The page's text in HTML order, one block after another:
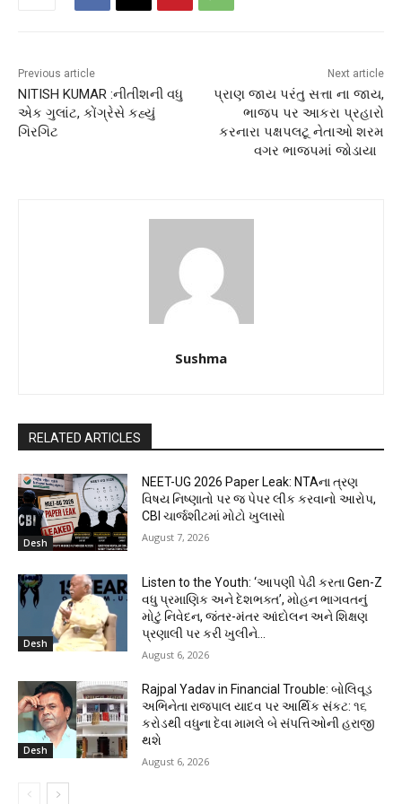
Previous article
NITISH KUMAR :નીતીશની વધુ
એક ગુલાંટ, કોંગ્રેસે કહ્યું
ગિરગિટ
Next article
પ્રાણ જાય પરંતુ સત્તા ના જાય,
ભાજપ પર આકરા પ્રહારો
કરનારા પક્ષપલટૂ નેતાઓ શરમ
વગર ભાજપમાં જોડાયા
Sushma
RELATED ARTICLES
Desh
NEET-UG 2026 Paper Leak: NTAના ત્રણ
વિષય નિષ્ણાતો પર જ પેપર લીક કરવાનો આરોપ,
CBI ચાર્જશીટમાં મોટો ખુલાસો
August 7, 2026
Desh
Listen to the Youth: ‘આપણી પેઢી કરતા Gen-Z
વધુ પ્રમાણિક અને દેશભક્ત’, મોહન ભાગવતનું
મોટું નિવેદન, જંતર-મંતર આંદોલન અને શિક્ષણ
પ્રણાલી પર કરી ખુલીને...
August 6, 2026
Desh
Rajpal Yadav in Financial Trouble: બોલિવૂડ
અભિનેતા રાજપાલ યાદવ પર આર્થિક સંકટ: ૧૬
કરોડથી વધુના દેવા મામલે બે સંપત્તિઓની હરાજી
થશે
August 6, 2026